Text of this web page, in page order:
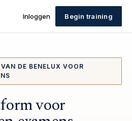
Inloggen Begin training
DE BENELUX VOOR
voor